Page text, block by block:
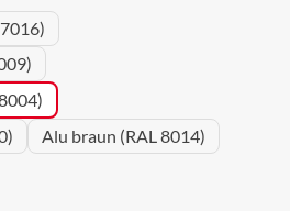
Alu braun (RAL 8014)